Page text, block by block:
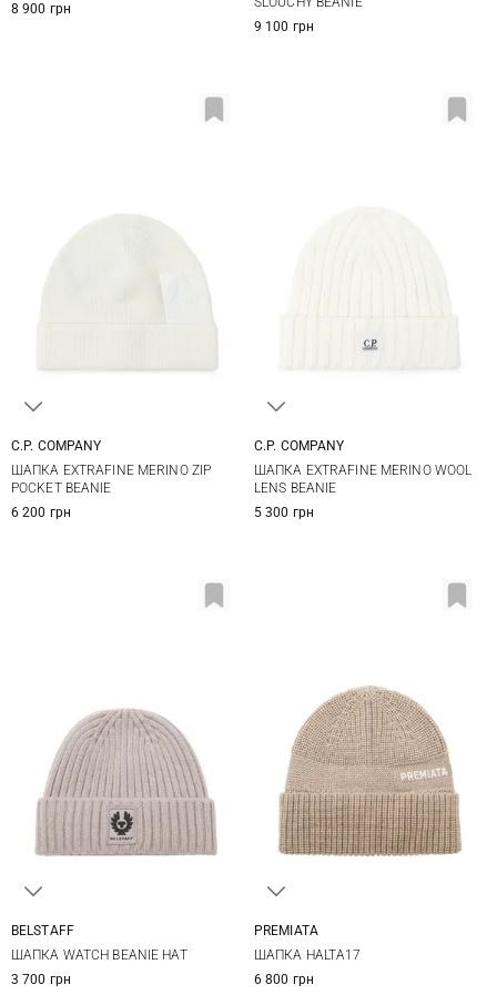
8 900 грн
9 100 грн
C.P. COMPANY
ШАПКА EXTRAFINE MERINO ZIP
POCKET BEANIE
6 200 грн
C.P. COMPANY
ШАПКА EXTRAFINE MERINO WOOL
LENS BEANIE
5 300 грн
BELSTAFF
ШАПКА WATCH BEANIE HAT
3 700 грн
PREMIATA
ШАПКА HALTA17
6 800 грн